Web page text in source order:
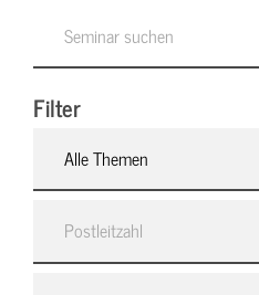
Filter
Alle Themen